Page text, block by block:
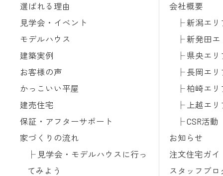
選ばれる理由
見学会・イベント
モデルハウス
建築実例
お客様の声
かっこいい平屋
建売住宅
保証・アフターサポート
家づくりの流れ
見学会・モデルハウスに行っ
てみよう
会社概要
新潟エリ
新発田エ
県央エリ
長岡エリ
柏崎エリ
上越エリ
CSR活動
お知らせ
注文住宅ガイ
スタッフブロ